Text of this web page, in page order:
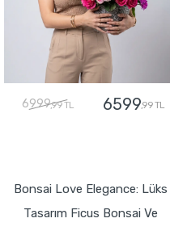
6999,99 TL 6599,99 TL
Bonsai Love Elegance: Lüks
Tasarım Ficus Bonsai Ve